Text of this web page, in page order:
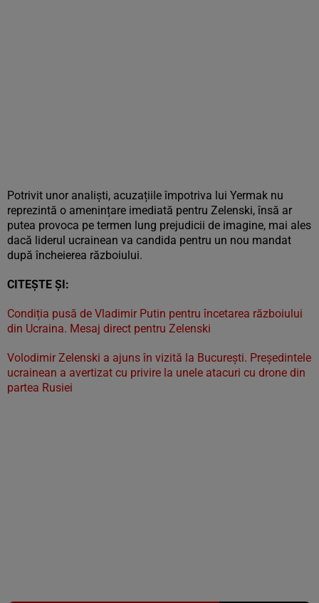
Potrivit unor analiști, acuzațiile împotriva lui Yermak nu
reprezintă o amenințare imediată pentru Zelenski, însă ar
putea provoca pe termen lung prejudicii de imagine, mai ales
dacă liderul ucrainean va candida pentru un nou mandat
după încheierea războiului.
CITEȘTE ȘI:
Condiția pusă de Vladimir Putin pentru încetarea războiului
din Ucraina. Mesaj direct pentru Zelenski
Volodimir Zelenski a ajuns în vizită la București. Președintele
ucrainean a avertizat cu privire la unele atacuri cu drone din
partea Rusiei